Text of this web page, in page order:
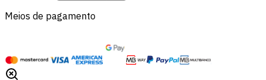
Meios de pagamento